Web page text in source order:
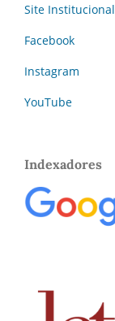
Site Institucional
Facebook
Instagram
YouTube
Indexadores